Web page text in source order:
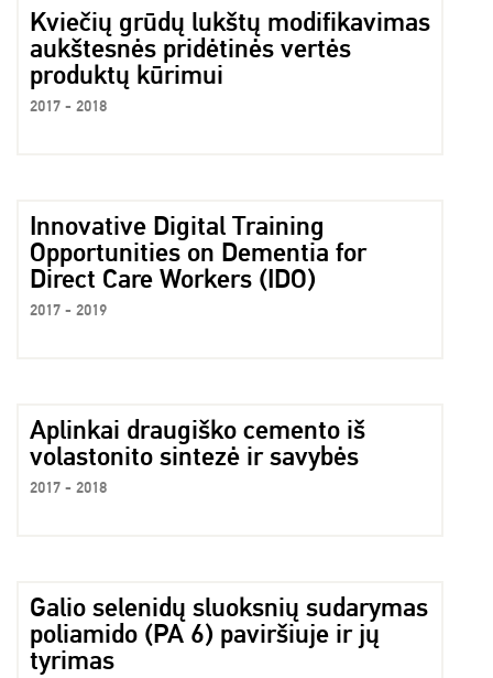
Kviečių grūdų lukštų modifikavimas
aukštesnės pridėtinės vertės
produktų kūrimui
2017 - 2018
Innovative Digital Training
Opportunities on Dementia for
Direct Care Workers (IDO)
2017 - 2019
Aplinkai draugiško cemento iš
volastonito sintezė ir savybės
2017 - 2018
Galio selenidų sluoksnių sudarymas
poliamido (PA 6) paviršiuje ir jų
tyrimas